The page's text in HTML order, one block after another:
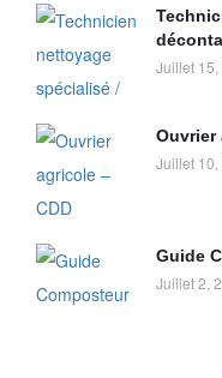
Juillet 15,
Ouvrier
Juillet 10,
Guide
Juillet 2,